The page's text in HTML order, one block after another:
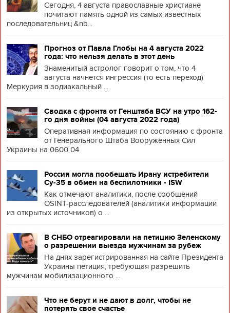
Сегодня, 4 августа православные христиане
почитают память одной из самых известных
последовательниц &nb...
Прогноз от Павла Глобы на 4 августа 2022
года: что нельзя делать в этот день
Знаменитый астролог говорит о том, что 4
августа начнется ингрессия (то есть переход)
Меркурия в зодиакальный ...
Сводка с фронта от Генштаба ВСУ на утро 162-
го дня войны (04 августа 2022 года)
Оперативная информация по состоянию с фронта
от Генерального Штаба Вооруженных Сил
Украины на 0600 04
Россия могла пообещать Ирану истребители
Су-35 в обмен на беспилотники - ISW
Как отмечают аналитики, после сообщений
OSINT-расследователей (аналитики информации
из открытых источников) о ...
В СНБО отреагировали на петицию Зеленскому
о разрешении выезда мужчинам за рубеж
На днях зарегистрированная на сайте Президента
Украины петиция, требующая разрешить
мужчинам мобилизационного ...
Что не берут и не дают в долг, чтобы не
потерять свое счастье